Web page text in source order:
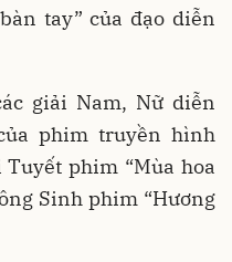
tay” của đạo diễn
giải Nam, Nữ diễn
phim truyền hình
phim “Mùa hoa
Sinh phim “Hương